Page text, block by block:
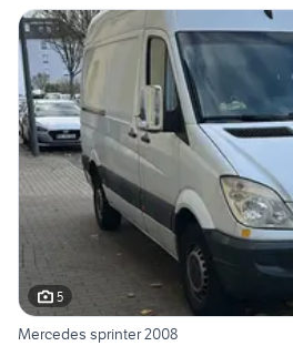
5
Mercedes sprinter 2008